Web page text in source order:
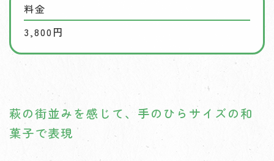
料金
3,800円
萩の街並みを感じて、手のひらサイズの和
菓子で表現